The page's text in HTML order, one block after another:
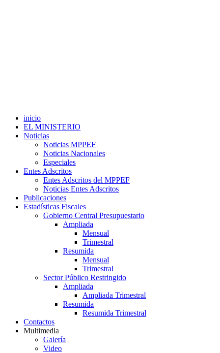
inicio
EL MINISTERIO
Noticias
Noticias MPPEF
Noticias Nacionales
Especiales
Entes Adscritos
Entes Adscritos del MPPEF
Noticias Entes Adscritos
Publicaciones
Estadísticas Fiscales
Gobierno Central Presupuestario
Ampliada
Mensual
Trimestral
Resumida
Mensual
Trimestral
Sector Público Restringido
Ampliada
Ampliada Trimestral
Resumida
Resumida Trimestral
Contactos
Multimedia
Galería
Video